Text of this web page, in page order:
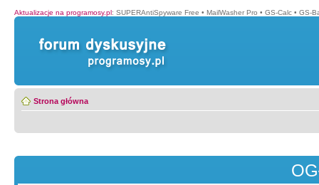
Aktualizacje na programosy.pl: SUPERAntiSpyware Free • MailWasher Pro • GS-Calc • GS-
Strona główna